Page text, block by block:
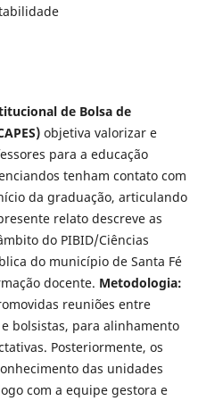
de Bolsa de
objetiva valorizar e
para a educação
tenham contato com
da graduação, articulando
relato descreve as
do PIBID/Ciências
do município de Santa Fé
docente. Metodologia:
reuniões entre
bolsistas, para alinhamento
Posteriormente, os
das unidades
com a equipe gestora e